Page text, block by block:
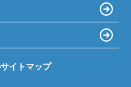
サイトマップ